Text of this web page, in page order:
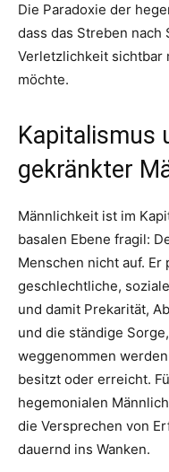
Die Paradoxie der
dass das Streben
Verletzlichkeit sichtbar
möchte.
Kapitalismus
gekränkter
Männlichkeit ist im
basalen Ebene fragil:
Menschen nicht auf.
geschlechtliche,
und damit Prekarität,
und die ständige
weggenommen
besitzt oder erreicht.
hegemonialen
die Versprechen von
dauernd ins Wanken.